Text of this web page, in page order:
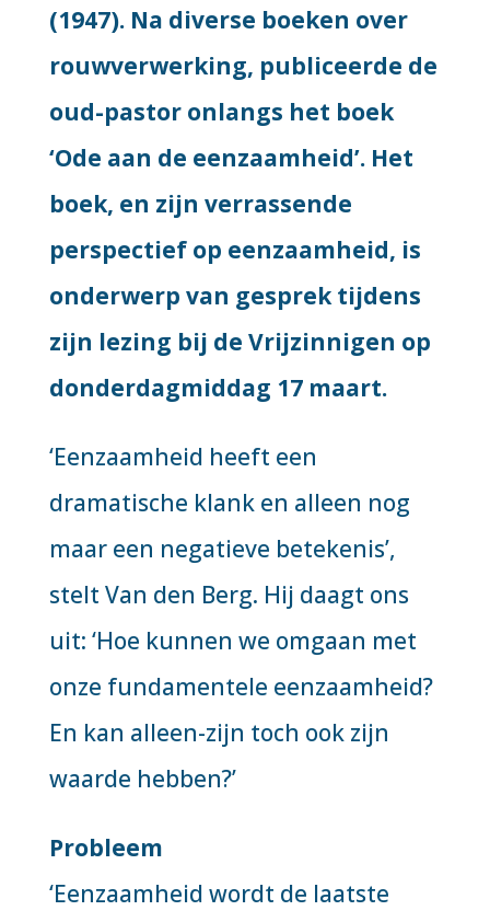
(1947). Na diverse boeken over
rouwverwerking, publiceerde de
oud-pastor onlangs het boek
‘Ode aan de eenzaamheid’. Het
boek, en zijn verrassende
perspectief op eenzaamheid, is
onderwerp van gesprek tijdens
zijn lezing bij de Vrijzinnigen op
donderdagmiddag 17 maart.
‘Eenzaamheid heeft een
dramatische klank en alleen nog
maar een negatieve betekenis’,
stelt Van den Berg. Hij daagt ons
uit: ‘Hoe kunnen we omgaan met
onze fundamentele eenzaamheid?
En kan alleen-zijn toch ook zijn
waarde hebben?’
Probleem
‘Eenzaamheid wordt de laatste